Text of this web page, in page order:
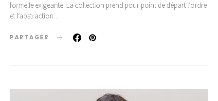
formelle exigeante. La collection prend pour point de départ l’ordre
et l’abstraction…
PARTAGER